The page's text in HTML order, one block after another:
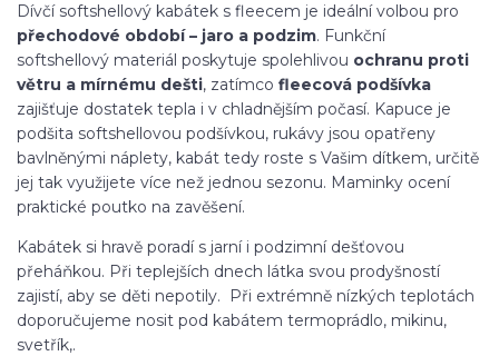
Dívčí softshellový kabátek s fleecem je ideální volbou pro
přechodové období – jaro a podzim. Funkční
softshellový materiál poskytuje spolehlivou ochranu proti
větru a mírnému dešti, zatímco fleecová podšívka
zajišťuje dostatek tepla i v chladnějším počasí. Kapuce je
podšita softshellovou podšívkou, rukávy jsou opatřeny
bavlněnými náplety, kabát tedy roste s Vašim dítkem, určitě
jej tak využijete více než jednou sezonu. Maminky ocení
praktické poutko na zavěšení.
Kabátek si hravě poradí s jarní i podzimní dešťovou
přeháňkou. Při teplejších dnech látka svou prodyšností
zajistí, aby se děti nepotily. Při extrémně nízkých teplotách
doporučujeme nosit pod kabátem termoprádlo, mikinu,
svetřík,.